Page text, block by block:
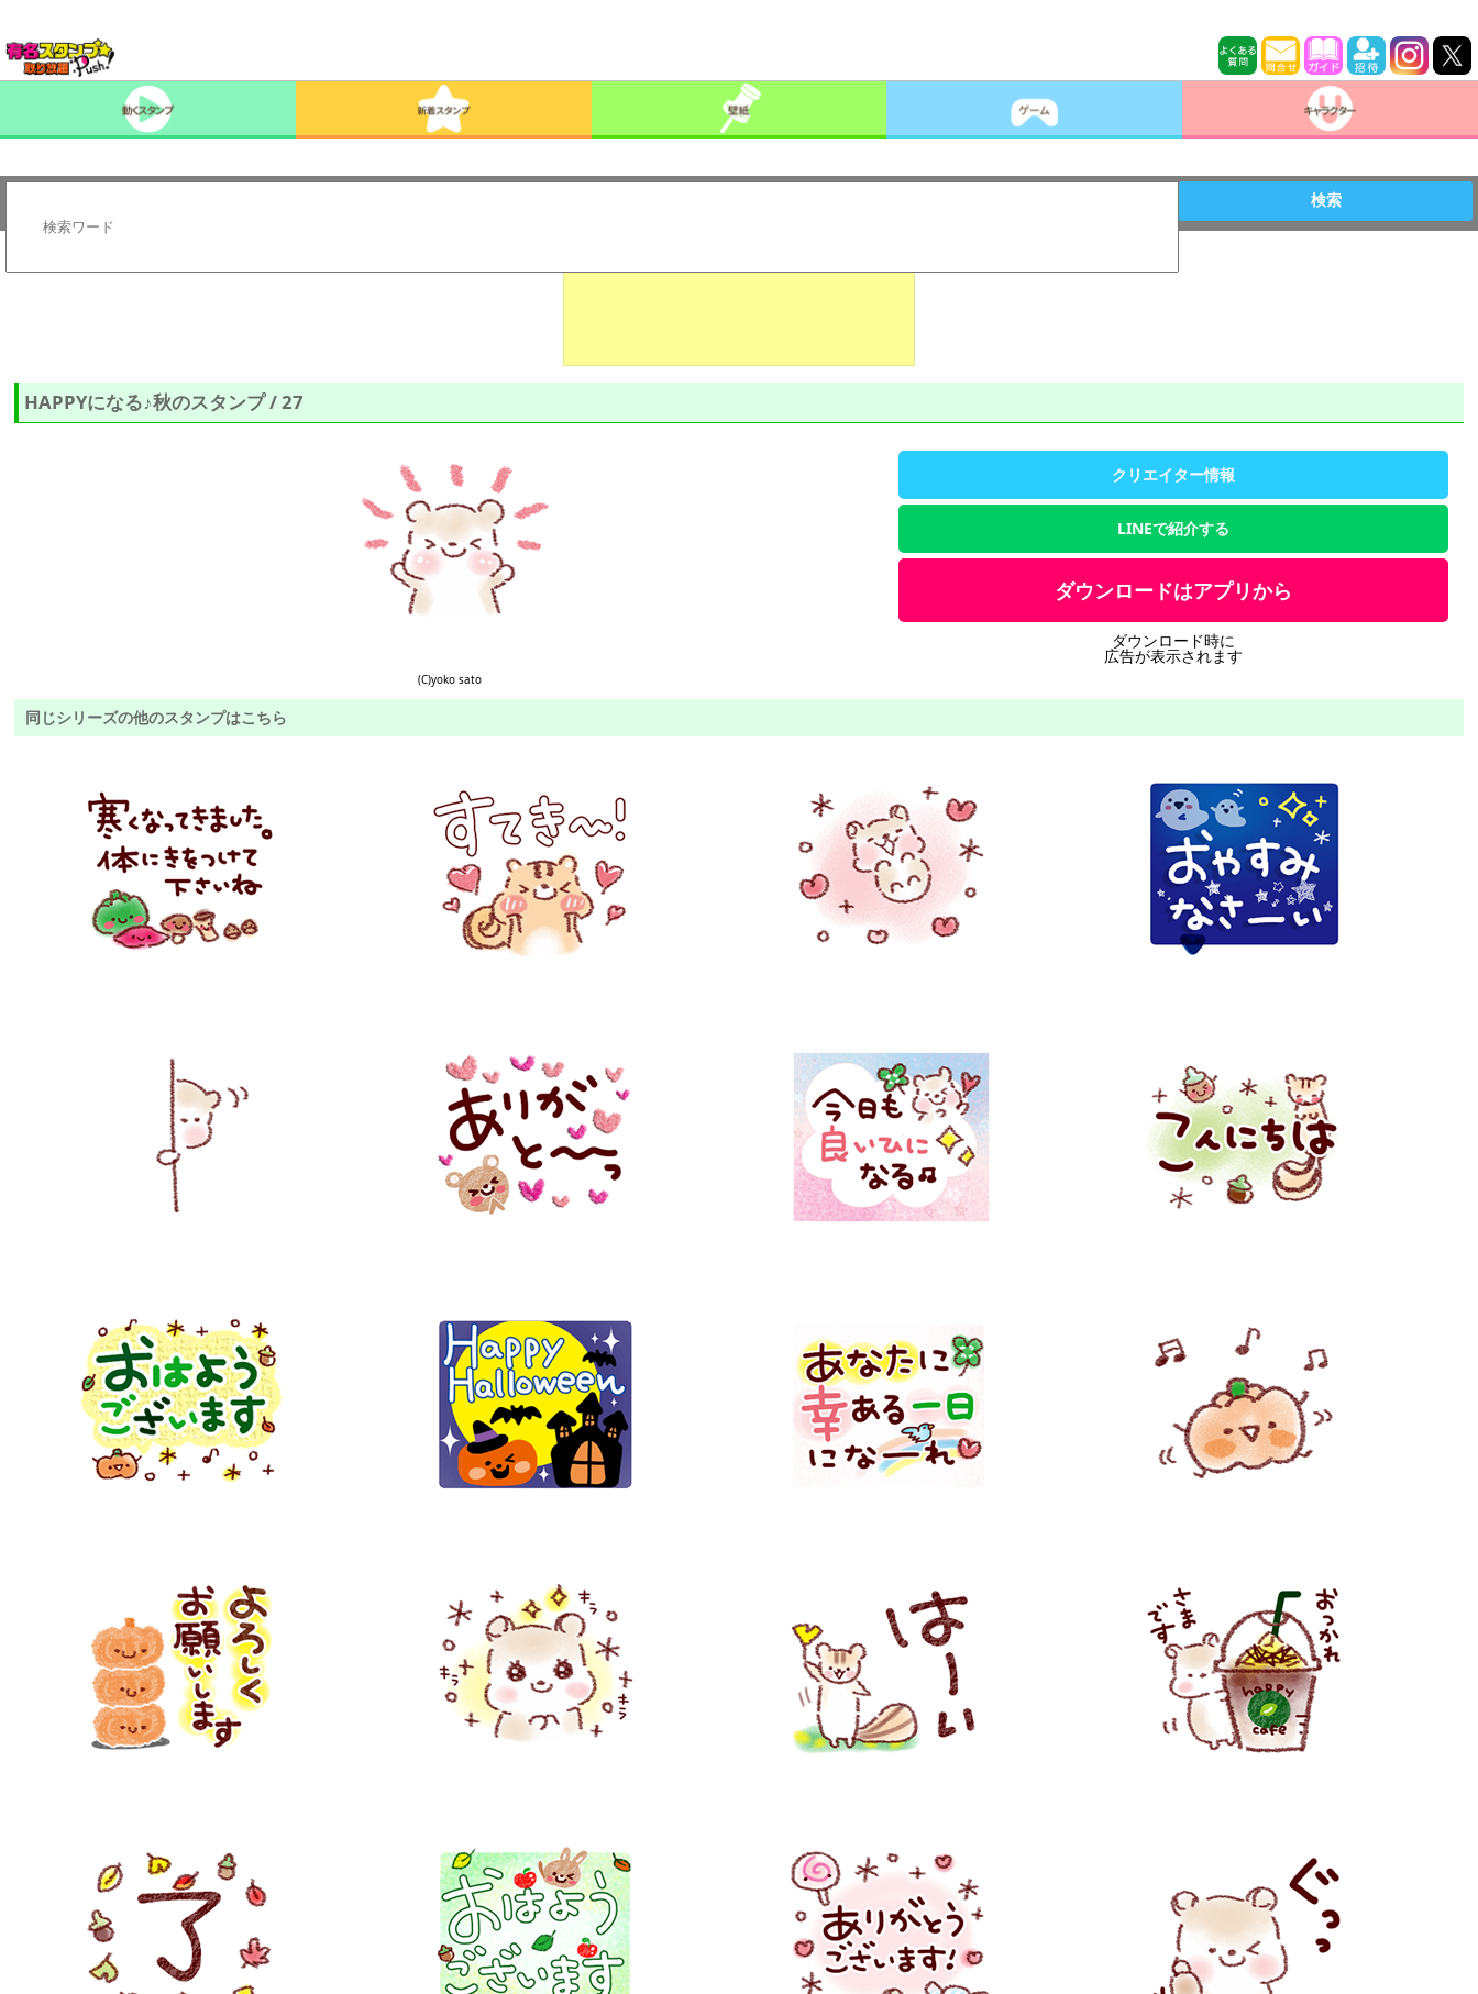
検索
HAPPYになる♪秋のスタンプ / 27
(C)yoko sato
クリエイター情報
LINEで紹介する
ダウンロードはアプリから
ダウンロード時に
広告が表示されます
同じシリーズの他のスタンプはこちら